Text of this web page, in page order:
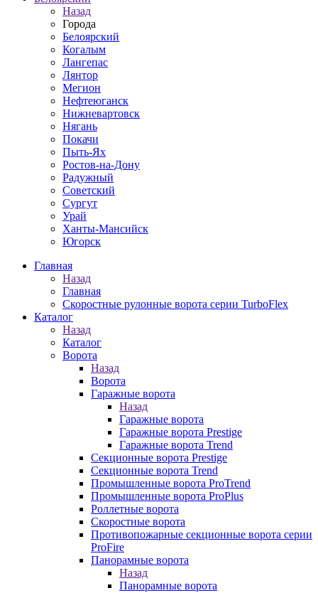
Назад
Города
Белоярский
Когалым
Лангепас
Лянтор
Мегион
Нефтеюганск
Нижневартовск
Нягань
Покачи
Пыть-Ях
Рoстов-на-Дону
Радужный
Советский
Сургут
Урай
Ханты-Мансийск
Югорск
Главная
Назад
Главная
Скоростные рулонные ворота серии TurboFlex
Каталог
Назад
Каталог
Ворота
Назад
Ворота
Гаражные ворота
Назад
Гаражные ворота
Гаражные ворота Prestige
Гаражные ворота Trend
Секционные ворота Prestige
Секционные ворота Trend
Промышленные ворота ProTrend
Промышленные ворота ProPlus
Роллетные ворота
Скоростные ворота
Противопожарные секционные ворота серии
ProFire
Панорамные ворота
Назад
Панорамные ворота